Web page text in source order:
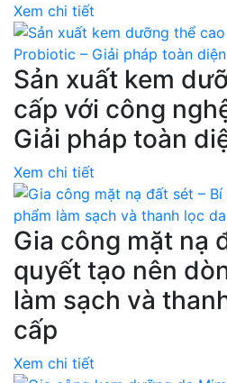
Xem chi tiết
Sản xuất kem
cấp với công
Giải pháp toàn
Xem chi tiết
Gia công mặt nạ
quyết tạo nên
làm sạch và
cấp
Xem chi tiết